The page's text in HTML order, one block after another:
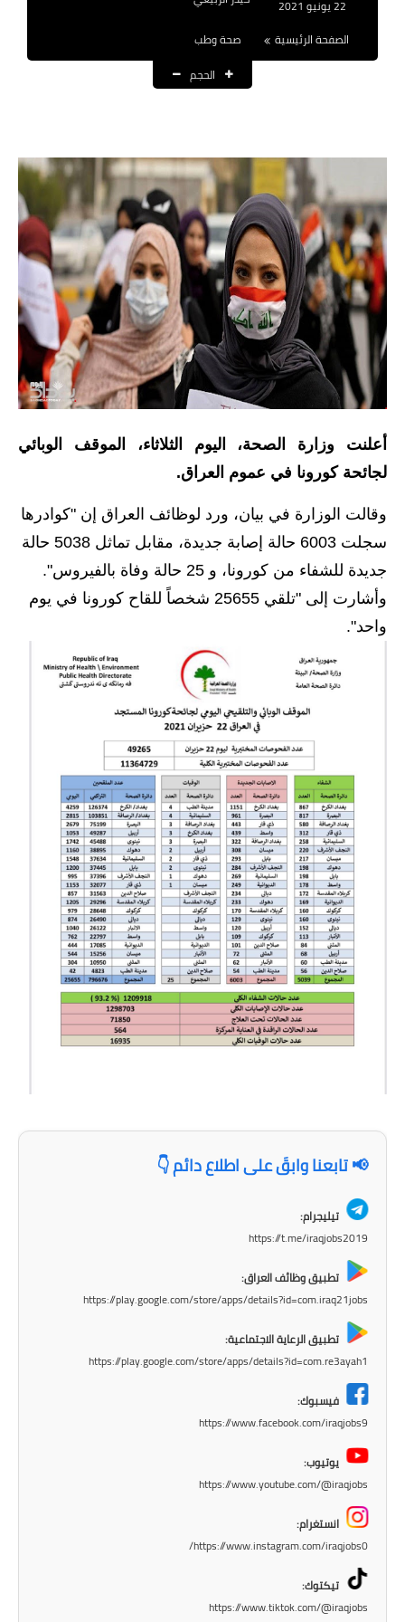
العقود والاجور اليومية
القروض والسلف
المنح المالية
قطع الاراضي
اخبار العراق
الاخبار السياسية
الاخبار الامنية
الاخبار الاقتصادية
الاخبار الرياضية
المدارس
اخبار وقرارات وزارة التربية
نتائج الامتحانات
المرحلة المتوسطة
المرحلة الاعدادية
اسئلة وزارية
المرحلة الابتدائية
المرحلة المتوسطة
المرحلة الاعدادية
مرشحات
المرحلة الابتدائية
المرحلة المتوسطة
المرحلة الابتدائية
المرحلة المتوسطة
الصفحة الرئيسية
صحة وطب
الحجم
أعلنت وزارة الصحة، اليوم الثلاثاء، الموقف الوبائي
لجائحة كورونا في عموم العراق.
وقالت الوزارة في بيان، ورد لوظائف العراق إن "كوادرها
سجلت 6003 حالة إصابة جديدة، مقابل تماثل 5038 حالة
جديدة للشفاء من كورونا، و 25 حالة وفاة بالفيروس".
وأشارت إلى "تلقي 25655 شخصاً للقاح كورونا في يوم
واحد".
📢 تابعنا وابقَ على اطلاع دائم 👇
تيليجرام:
https://t.me/iraqjobs2019
تطبيق وظائف العراق:
https://play.google.com/store/apps/details?id=com.iraq21jobs
تطبيق الرعاية الاجتماعية:
https://play.google.com/store/apps/details?id=com.re3ayah1
فيسبوك:
https://www.facebook.com/iraqjobs9
يوتيوب:
https://www.youtube.com/@iraqjobs
انستغرام:
https://www.instagram.com/iraqjobs0/
تيكتوك:
https://www.tiktok.com/@iraqjobs